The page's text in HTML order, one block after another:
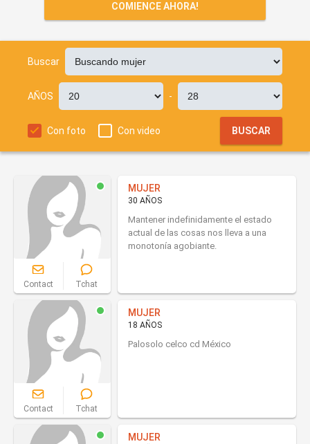
COMIENCE AHORA!
Buscar
AÑOS -
Con foto Con video BUSCAR
Contact Tchat
MUJER
30 AÑOS
Mantener indefinidamente el estado
actual de las cosas nos lleva a una
monotonía agobiante.
Contact Tchat
MUJER
18 AÑOS
Palosolo celco cd México
MUJER